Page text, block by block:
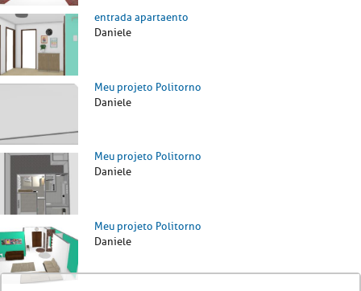
entrada apartaento
Daniele
Meu projeto Politorno
Daniele
Meu projeto Politorno
Daniele
Meu projeto Politorno
Daniele